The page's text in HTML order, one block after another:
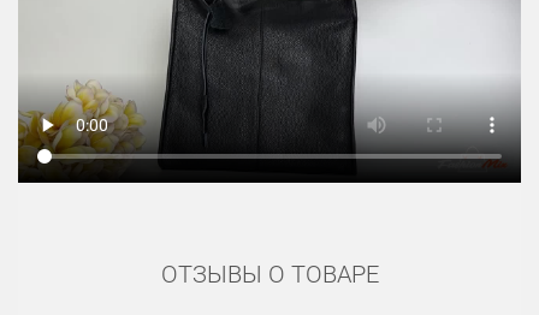
ОТЗЫВЫ О ТОВАРЕ